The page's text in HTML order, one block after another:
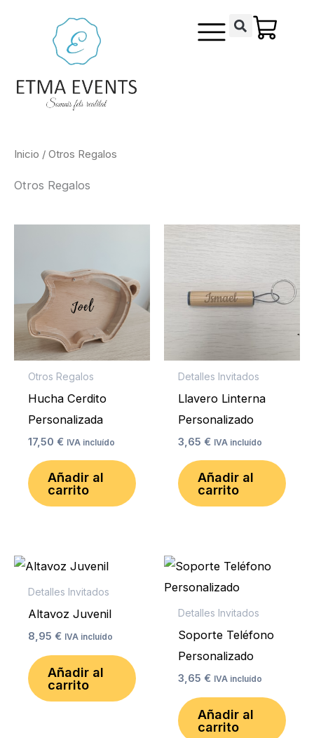
Inicio / Otros Regalos
Otros Regalos
Otros Regalos
Hucha Cerdito
Personalizada
17,50 € IVA incluído
Añadir al
carrito
Detalles Invitados
Llavero Linterna
Personalizado
3,65 € IVA incluído
Añadir al
carrito
Detalles Invitados
Altavoz Juvenil
8,95 € IVA incluído
Añadir al
carrito
Detalles Invitados
Soporte Teléfono
Personalizado
3,65 € IVA incluído
Añadir al
carrito